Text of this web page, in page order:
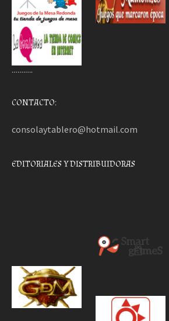
………..
CONTACTO:
consolaytablero@hotmail.com
EDITORIALES Y DISTRIBUIDORAS